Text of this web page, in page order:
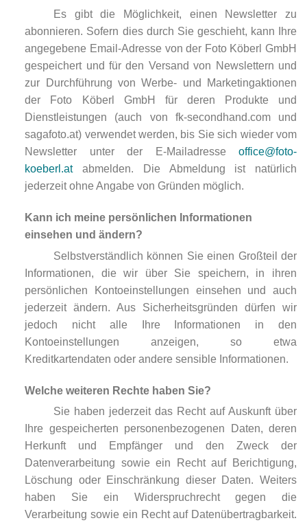
Es gibt die Möglichkeit, einen Newsletter zu
abonnieren. Sofern dies durch Sie geschieht, kann Ihre
angegebene Email-Adresse von der Foto Köberl GmbH
gespeichert und für den Versand von Newslettern und
zur Durchführung von Werbe- und Marketingaktionen
der Foto Köberl GmbH für deren Produkte und
Dienstleistungen (auch von fk-secondhand.com und
sagafoto.at) verwendet werden, bis Sie sich wieder vom
Newsletter unter der E-Mailadresse office@foto-
koeberl.atabmelden. Die Abmeldung ist natürlich
jederzeit ohne Angabe von Gründen möglich.
Kann ich meine persönlichen Informationen
einsehen und ändern?
Selbstverständlich können Sie einen Großteil der
Informationen, die wir über Sie speichern, in ihren
persönlichen Kontoeinstellungen einsehen und auch
jederzeit ändern. Aus Sicherheitsgründen dürfen wir
jedoch nicht alle Ihre Informationen in den
Kontoeinstellungen anzeigen, so etwa
Kreditkartendaten oder andere sensible Informationen.
Welche weiteren Rechte haben Sie?
Sie haben jederzeit das Recht auf Auskunft über
Ihre gespeicherten personenbezogenen Daten, deren
Herkunft und Empfänger und den Zweck der
Datenverarbeitung sowie ein Recht auf Berichtigung,
Löschung oder Einschränkung dieser Daten. Weiters
haben Sie ein Widerspruchrecht gegen die
Verarbeitung sowie ein Recht auf Datenübertragbarkeit.